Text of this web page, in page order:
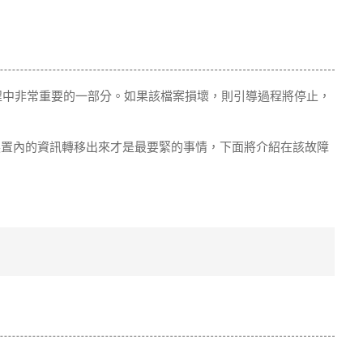
非常重要的一部分。如果該檔案損壞，則引導過程將停止，
內的資訊轉移出來才是最要緊的事情，下面將介紹在該故障